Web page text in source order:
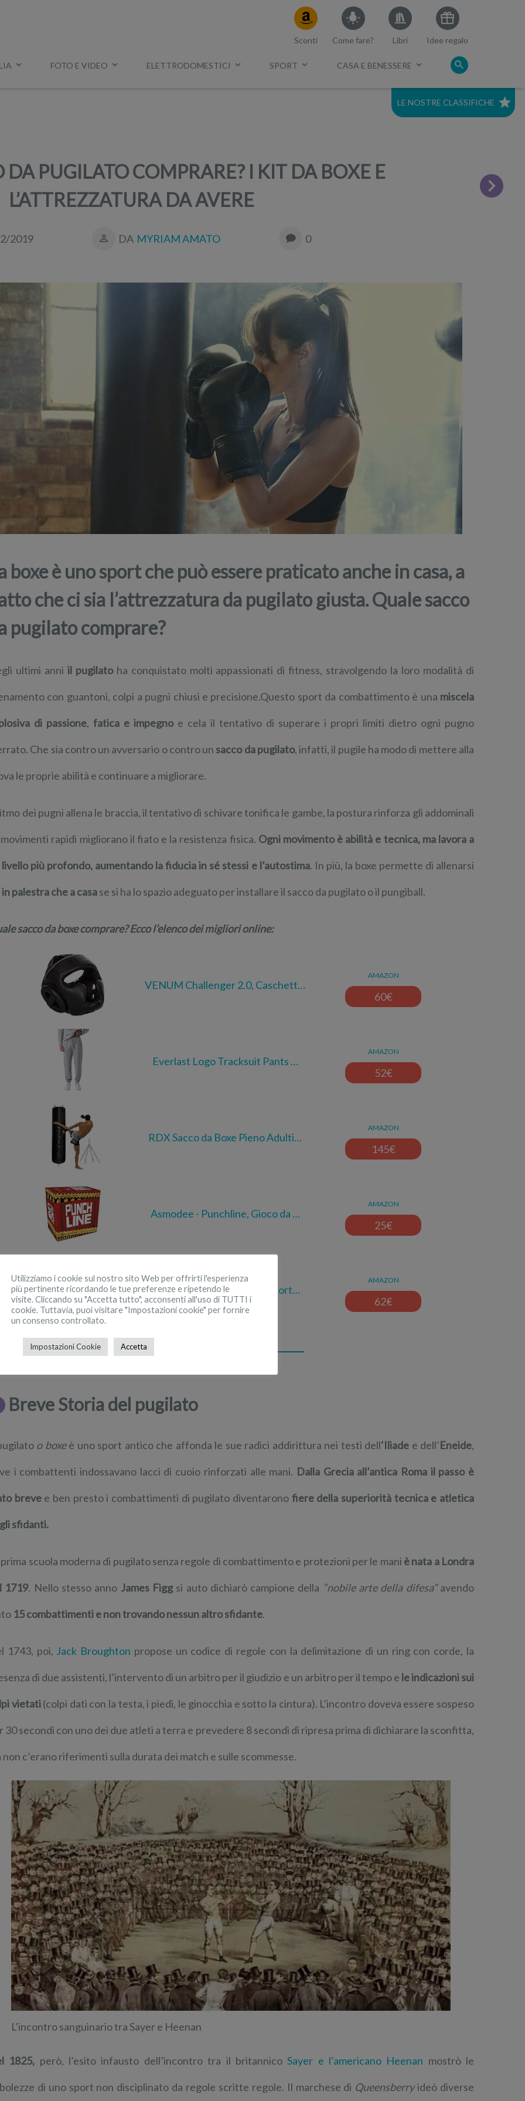
Sconti Come fare? Libri Idee regalo
FOTO E VIDEO ELETTRODOMESTICI SPORT CASA E BENESSERE
LE NOSTRE CLASSIFICHE
DA PUGILATO COMPRARE? I KIT DA BOXE E
L’ATTREZZATURA DA AVERE
2019 DA MYRIAM AMATO 0
boxe è uno sport che può essere praticato anche in casa, a
che ci sia l’attrezzatura da pugilato giusta. Quale sacco
pugilato comprare?
ultimi anni il pugilatoha conquistato molti appassionati di fitness, stravolgendo la loro modalità di
con guantoni, colpi a pugni chiusi e precisione.Questo sport da combattimento è una miscela
di passione, fatica e impegnoe cela il tentativo di superare i propri limiti dietro ogni pugno
Che sia contro un avversario o contro un sacco da pugilato, infatti, il pugile ha modo di mettere alla
le proprie abilità e continuare a migliorare.
dei pugni allena le braccia, il tentativo di schivare tonifica le gambe, la postura rinforza gli addominali
rapidi migliorano il fiato e la resistenza fisica. Ogni movimento è abilità e tecnica, ma lavora a
livello più profondo, aumentando la fiducia in sé stessi e l’autostima. In più, la boxe permette di allenarsi
in palestra che a casase si ha lo spazio adeguato per installare il sacco da pugilato o il pungiball.
sacco da boxe comprare? Ecco l’elenco dei migliori online:
VENUM Challenger 2.0, Caschett…
AMAZON
60€
Everlast Logo Tracksuit Pants …
AMAZON
52€
RDX Sacco da Boxe Pieno Adulti…
AMAZON
145€
Asmodee - Punchline, Gioco da …
AMAZON
25€
Adidas Box Hog 2, Scarpe Sport…
AMAZON
62€
Breve Storia del pugilato
o boxeè uno sport antico che affonda le sue radici addirittura nei testi dell‘Iliade e dell’Eneide,
i combattenti indossavano lacci di cuoio rinforzati alle mani. Dalla Grecia all’antica Roma il passo è
brevee ben presto i combattimenti di pugilato diventarono fiere della superiorità tecnica e atletica
sfidanti.
prima scuola moderna di pugilato senza regole di combattimento e protezioni per le mani è nata a Londra
1719. Nello stesso anno James Figgsi auto dichiarò campione della “nobile arte della difesa”avendo
15 combattimenti e non trovando nessun altro sfidante.
1743, poi, Jack Broughton propose un codice di regole con la delimitazione di un ring con corde, la
di due assistenti, l’intervento di un arbitro per il giudizio e un arbitro per il tempo e le indicazioni sui
vietati(colpi dati con la testa, i piedi, le ginocchia e sotto la cintura). L’incontro doveva essere sospeso
30 secondi con uno dei due atleti a terra e prevedere 8 secondi di ripresa prima di dichiarare la sconfitta,
non c’erano riferimenti sulla durata dei match e sulle scommesse.
L’incontro sanguinario tra Sayer e Heenan
1825, però, l’esito infausto dell’incontro tra il britannicoSayer e l’americano Heenan mostrò le
di uno sport non disciplinato da regole scritte regole. Il marchese di Queensberryideò diverse
Utilizziamo i cookie sul nostro sito Web per offrirti l'esperienza
più pertinente ricordando le tue preferenze e ripetendo le
visite. Cliccando su "Accetta tutto", acconsenti all'uso di TUTTI i
cookie. Tuttavia, puoi visitare "Impostazioni cookie" per fornire
un consenso controllato.
Impostazioni Cookie Accetta